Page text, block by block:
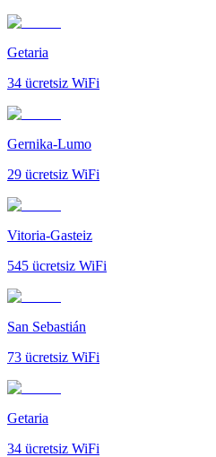
Getaria
34 ücretsiz WiFi
Gernika-Lumo
29 ücretsiz WiFi
Vitoria-Gasteiz
545 ücretsiz WiFi
San Sebastián
73 ücretsiz WiFi
Getaria
34 ücretsiz WiFi